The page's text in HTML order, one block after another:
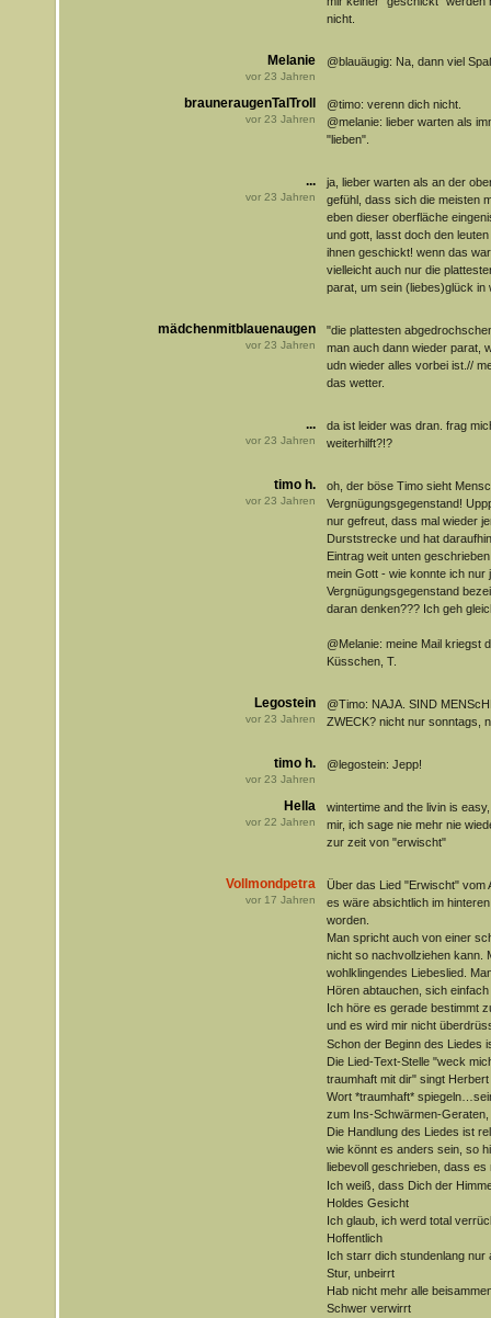
nicht.
Melanie
vor 23 Jahren
@blauäugig: Na, dann viel
brauneraugenTalTroll
vor 23 Jahren
@timo: verenn dich nicht.
@melanie: lieber warten als
"lieben".
...
vor 23 Jahren
ja, lieber warten als an der
gefühl, dass sich die meisten
eben dieser oberfläche
und gott, lasst doch den
ihnen geschickt! wenn das
vielleicht auch nur die
parat, um sein (liebes)glück in
mädchenmitblauenaugen
vor 23 Jahren
"die plattesten
man auch dann wieder parat,
udn wieder alles vorbei ist.//
das wetter.
...
vor 23 Jahren
da ist leider was dran. frag
weiterhilft?!?
timo h.
vor 23 Jahren
oh, der böse Timo sieht
Vergnügungsgegenstand!
nur gefreut, dass mal wieder
Durststrecke und hat
Eintrag weit unten
mein Gott - wie konnte ich nur
Vergnügungsgegenstand
daran denken??? Ich geh
@Melanie: meine Mail kriegst
Küsschen, T.
Legostein
vor 23 Jahren
@Timo: NAJA. SIND
ZWECK? nicht nur sonntags,
timo h.
vor 23 Jahren
@legostein: Jepp!
Hella
vor 22 Jahren
wintertime and the livin is
mir, ich sage nie mehr nie
zur zeit von "erwischt"
Vollmondpetra
vor 17 Jahren
Über das Lied "Erwischt" vom
es wäre absichtlich im
worden.
Man spricht auch von einer
nicht so nachvollziehen kann.
wohlklingendes Liebeslied.
Hören abtauchen, sich
Ich höre es gerade bestimmt
und es wird mir nicht
Schon der Beginn des Liedes
Die Lied-Text-Stelle "weck
traumhaft mit dir" singt
Wort *traumhaft*
zum Ins-Schwärmen-
Die Handlung des Liedes ist
wie könnt es anders sein, so
liebevoll geschrieben, dass
Ich weiß, dass Dich der
Holdes Gesicht
Ich glaub, ich werd total
Hoffentlich
Ich starr dich stundenlang nur
Stur, unbeirrt
Hab nicht mehr alle
Schwer verwirrt